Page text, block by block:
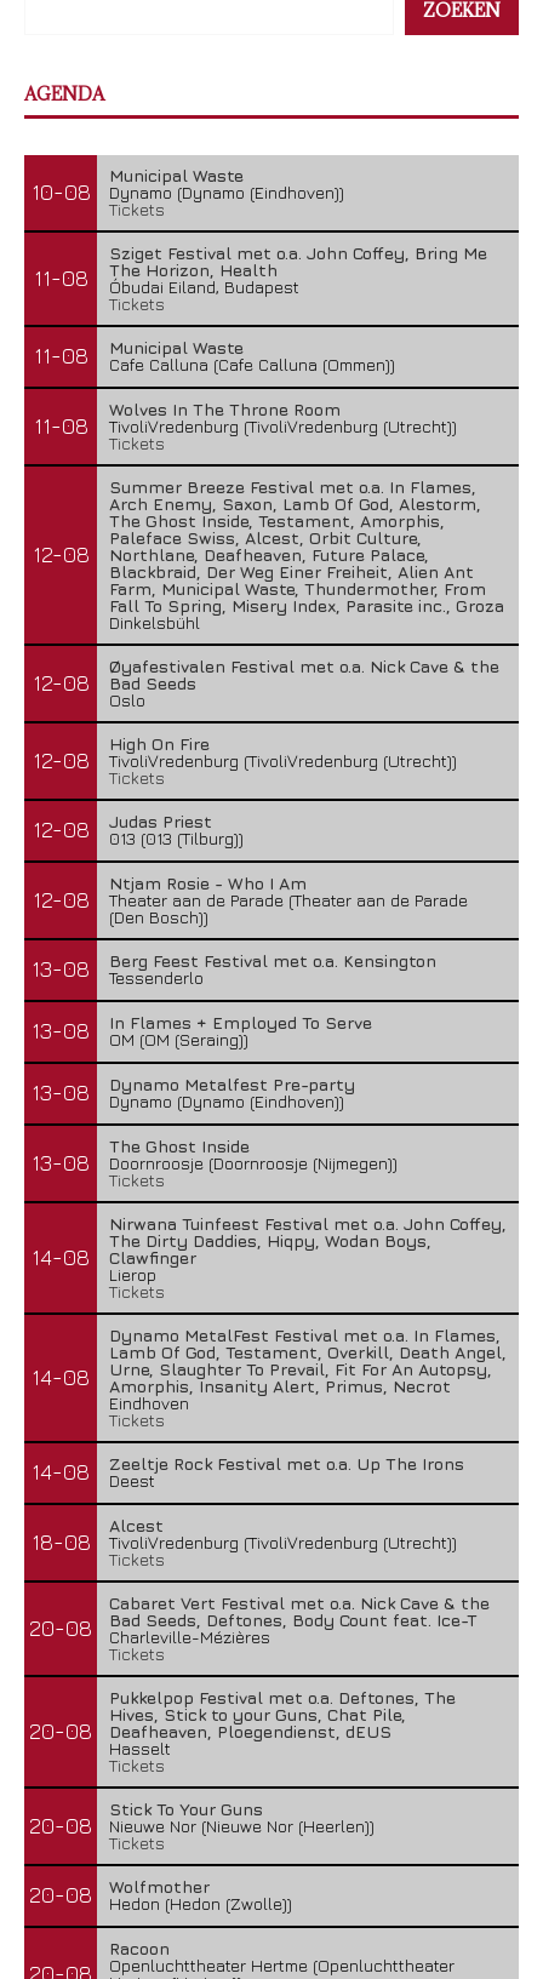
ZOEKEN
AGENDA
10-08
Municipal Waste
Dynamo (Dynamo (Eindhoven))
Tickets
11-08
Sziget Festival met o.a. John Coffey, Bring Me
The Horizon, Health
Óbudai Eiland, Budapest
Tickets
11-08
Municipal Waste
Cafe Calluna (Cafe Calluna (Ommen))
11-08
Wolves In The Throne Room
TivoliVredenburg (TivoliVredenburg (Utrecht))
Tickets
12-08
Summer Breeze Festival met o.a. In Flames,
Arch Enemy, Saxon, Lamb Of God, Alestorm,
The Ghost Inside, Testament, Amorphis,
Paleface Swiss, Alcest, Orbit Culture,
Northlane, Deafheaven, Future Palace,
Blackbraid, Der Weg Einer Freiheit, Alien Ant
Farm, Municipal Waste, Thundermother, From
Fall To Spring, Misery Index, Parasite inc., Groza
Dinkelsbühl
12-08
Øyafestivalen Festival met o.a. Nick Cave & the
Bad Seeds
Oslo
12-08
High On Fire
TivoliVredenburg (TivoliVredenburg (Utrecht))
Tickets
12-08
Judas Priest
013 (013 (Tilburg))
12-08
Ntjam Rosie - Who I Am
Theater aan de Parade (Theater aan de Parade
(Den Bosch))
13-08
Berg Feest Festival met o.a. Kensington
Tessenderlo
13-08
In Flames + Employed To Serve
OM (OM (Seraing))
13-08
Dynamo Metalfest Pre-party
Dynamo (Dynamo (Eindhoven))
13-08
The Ghost Inside
Doornroosje (Doornroosje (Nijmegen))
Tickets
14-08
Nirwana Tuinfeest Festival met o.a. John Coffey,
The Dirty Daddies, Hiqpy, Wodan Boys,
Clawfinger
Lierop
Tickets
14-08
Dynamo MetalFest Festival met o.a. In Flames,
Lamb Of God, Testament, Overkill, Death Angel,
Urne, Slaughter To Prevail, Fit For An Autopsy,
Amorphis, Insanity Alert, Primus, Necrot
Eindhoven
Tickets
14-08
Zeeltje Rock Festival met o.a. Up The Irons
Deest
18-08
Alcest
TivoliVredenburg (TivoliVredenburg (Utrecht))
Tickets
20-08
Cabaret Vert Festival met o.a. Nick Cave & the
Bad Seeds, Deftones, Body Count feat. Ice-T
Charleville-Mézières
Tickets
20-08
Pukkelpop Festival met o.a. Deftones, The
Hives, Stick to your Guns, Chat Pile,
Deafheaven, Ploegendienst, dEUS
Hasselt
Tickets
20-08
Stick To Your Guns
Nieuwe Nor (Nieuwe Nor (Heerlen))
Tickets
20-08
Wolfmother
Hedon (Hedon (Zwolle))
20-08
Racoon
Openluchttheater Hertme (Openluchttheater